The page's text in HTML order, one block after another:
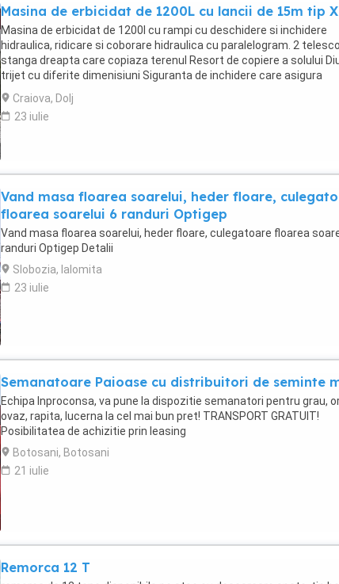
dreapta și stânga si cu discuri pentru culturile de porumb și floarea
soarelui. Nu ezitati sa ne contactati pentru alte detalii! Ana,
Inproconsa.
Masina de erbicidat de 1200L cu lancii de 15m tip X
Masina de erbicidat de 1200l cu rampi cu deschidere si inchidere
hidraulica, ridicare si coborare hidraulica cu paralelogram. 2
stanga dreapta care copiaza terenul Resort de copiere a solului
trijet cu diferite dimenisiuni Siguranta de inchidere care asigura
blocarea in timpul vibratiei Sistem de filtrare cu 4 diuze apa pe langa
filtrul principal Are 4 tronsoane de inchidere Balbotaj Premixer
Bolturi Bazin de spalare maini si masina Furtun alimentare direct din
Craiova, Dolj
23 iulie
Vand masa floarea soarelui, heder floare,
floarea soarelui 6 randuri Optigep
Vand masa floarea soarelui, heder floare, culegatoare floarea
randuri Optigep Detalii
Slobozia, Ialomita
23 iulie
Semanatoare Paioase cu distribuitori de seminte
Echipa Inproconsa, va pune la dispozitie semanatori pentru grau,
ovaz, rapita, lucerna la cel mai bun pret! TRANSPORT GRATUIT!
Posibilitatea de achizitie prin leasing
Botosani, Botosani
21 iulie
Remorca 12 T